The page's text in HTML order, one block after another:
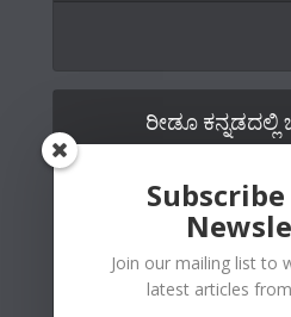
ರೀಡೂ
Join our mailing list to
latest articles